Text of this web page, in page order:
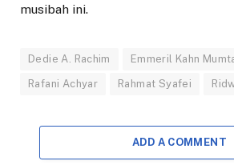
musibah ini.
Dedie A. Rachim Emmeril Kahn
Rafani Achyar Rahmat Syafei
ADD A COMMENT